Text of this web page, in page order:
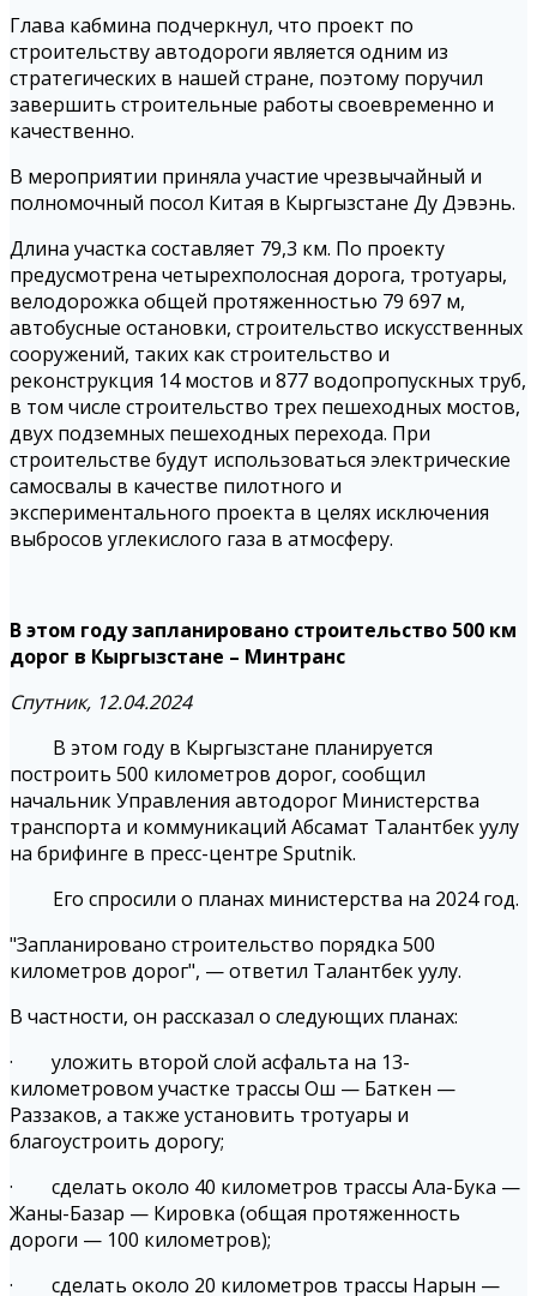
Глава кабмина подчеркнул, что проект по
строительству автодороги является одним из
стратегических в нашей стране, поэтому поручил
завершить строительные работы своевременно и
качественно.
В мероприятии приняла участие чрезвычайный и
полномочный посол Китая в Кыргызстане Ду Дэвэнь.
Длина участка составляет 79,3 км. По проекту
предусмотрена четырехполосная дорога, тротуары,
велодорожка общей протяженностью 79 697 м,
автобусные остановки, строительство искусственных
сооружений, таких как строительство и
реконструкция 14 мостов и 877 водопропускных труб,
в том числе строительство трех пешеходных мостов,
двух подземных пешеходных перехода. При
строительстве будут использоваться электрические
самосвалы в качестве пилотного и
экспериментального проекта в целях исключения
выбросов углекислого газа в атмосферу.
В этом году запланировано строительство 500 км
дорог в Кыргызстане – Минтранс
Спутник, 12.04.2024
В этом году в Кыргызстане планируется
построить 500 километров дорог, сообщил
начальник Управления автодорог Министерства
транспорта и коммуникаций Абсамат Талантбек уулу
на брифинге в пресс-центре Sputnik.
Его спросили о планах министерства на 2024 год.
"Запланировано строительство порядка 500
километров дорог", — ответил Талантбек уулу.
В частности, он рассказал о следующих планах:
· уложить второй слой асфальта на 13-
километровом участке трассы Ош — Баткен —
Раззаков, а также установить тротуары и
благоустроить дорогу;
· сделать около 40 километров трассы Ала-Бука —
Жаны-Базар — Кировка (общая протяженность
дороги — 100 километров);
· сделать около 20 километров трассы Нарын —